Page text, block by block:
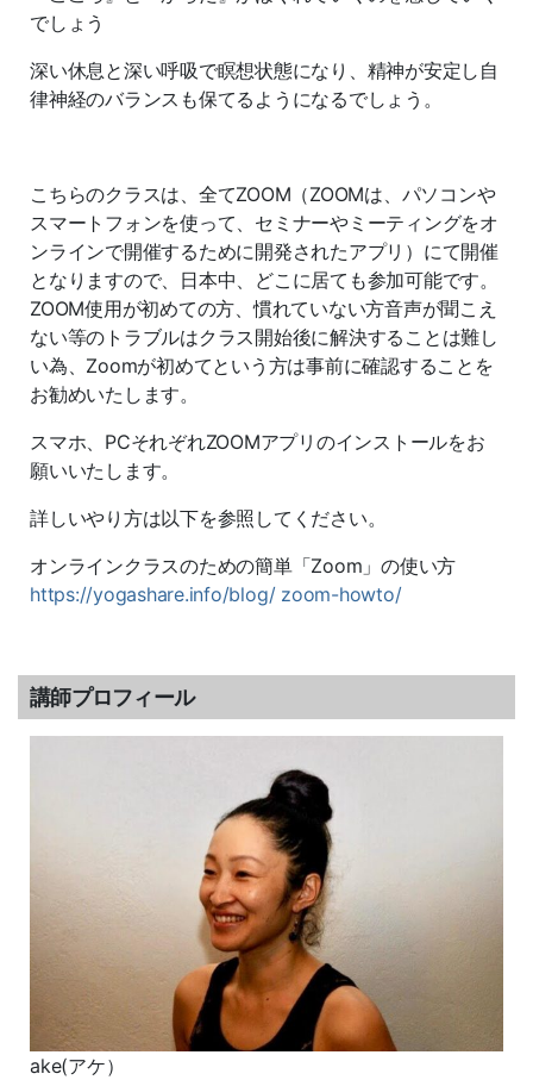
でしょう
深い休息と深い呼吸で瞑想状態になり、精神が安定し自
律神経のバランスも保てるようになるでしょう。
こちらのクラスは、全てZOOM（ZOOMは、パソコンや
スマートフォンを使って、セミナーやミーティングをオ
ンラインで開催するために開発されたアプリ）にて開催
となりますので、日本中、どこに居ても参加可能です。
ZOOM使用が初めての方、慣れていない方音声が聞こえ
ない等のトラブルはクラス開始後に解決することは難し
い為、Zoomが初めてという方は事前に確認することを
お勧めいたします。
スマホ、PCそれぞれZOOMアプリのインストールをお
願いいたします。
詳しいやり方は以下を参照してください。
オンラインクラスのための簡単「Zoom」の使い方
https://yogashare.info/blog/ zoom-howto/
講師プロフィール
ake(アケ）